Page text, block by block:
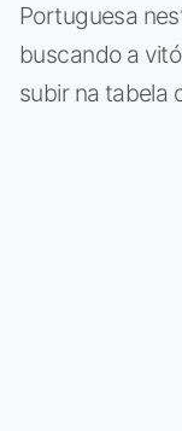
Portuguesa
buscando a
subir na tabela